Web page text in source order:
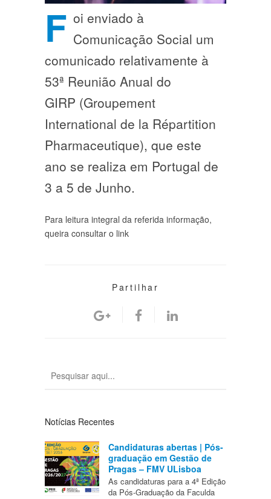
F oi enviado à
Comunicação Social um
comunicado relativamente à
53ª Reunião Anual do
GIRP (Groupement
International de la Répartition
Pharmaceutique), que este
ano se realiza em Portugal de
3 a 5 de Junho.
Para leitura integral da referida informação,
queira consultar o link
Partilhar
Notícias Recentes
Candidaturas abertas | Pós-
graduação em Gestão de
Pragas – FMV ULisboa
As candidaturas para a 4ª Edição
da Pós-Graduação da Faculda